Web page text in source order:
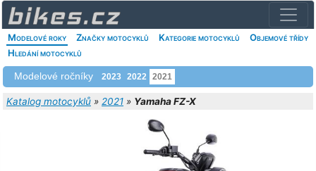
Modelové roky Značky motocyklů Kategorie motocyklů
Objemové třídy
Hledání motocyklů
Modelové ročníky 2023 2022 2021
Katalog motocyklů » 2021 » Yamaha FZ-X